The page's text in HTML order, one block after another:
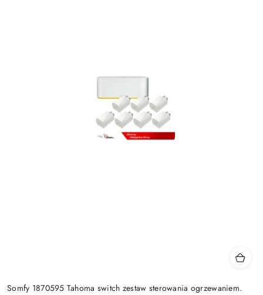
Somfy 1870595 Tahoma switch zestaw sterowania ogrzewaniem.